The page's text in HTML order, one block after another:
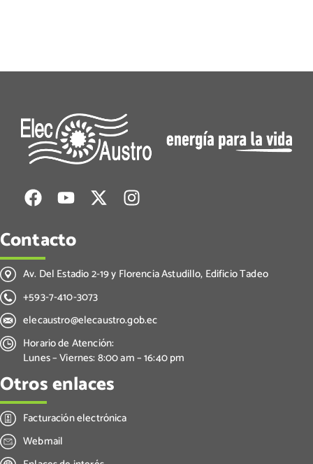
Contacto
Av. Del Estadio 2-19 y Florencia Astudillo, Edificio Tadeo
+593-7-410-3073
elecaustro@elecaustro.gob.ec
Horario de Atención:
Lunes – Viernes: 8:00 am – 16:40 pm
Otros enlaces
Facturación electrónica
Webmail